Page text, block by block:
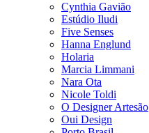
Cynthia Gavião
Estúdio Iludi
Five Senses
Hanna Englund
Holaria
Marcia Limmani
Nara Ota
Nicole Toldi
O Designer Artesão
Oui Design